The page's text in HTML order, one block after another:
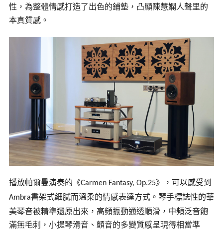
性，為整體情感打造了出色的鋪墊，凸顯陳慧嫻人聲里的
本真質感。
播放帕爾曼演奏的《Carmen Fantasy, Op.25》，可以感受到
Ambra書架式細膩而溫柔的情感表達方式。琴手標誌性的華
美琴音被精準還原出來，高頻振動通透順滑，中頻泛音飽
滿無毛刺，小提琴滑音、顫音的多變質感呈現得相當準